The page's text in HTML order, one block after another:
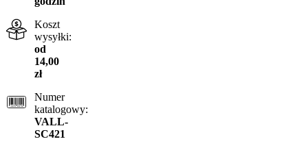
Koszt
wysyłki:
od
14,00
zł
Numer
katalogowy:
VALL-
SC421